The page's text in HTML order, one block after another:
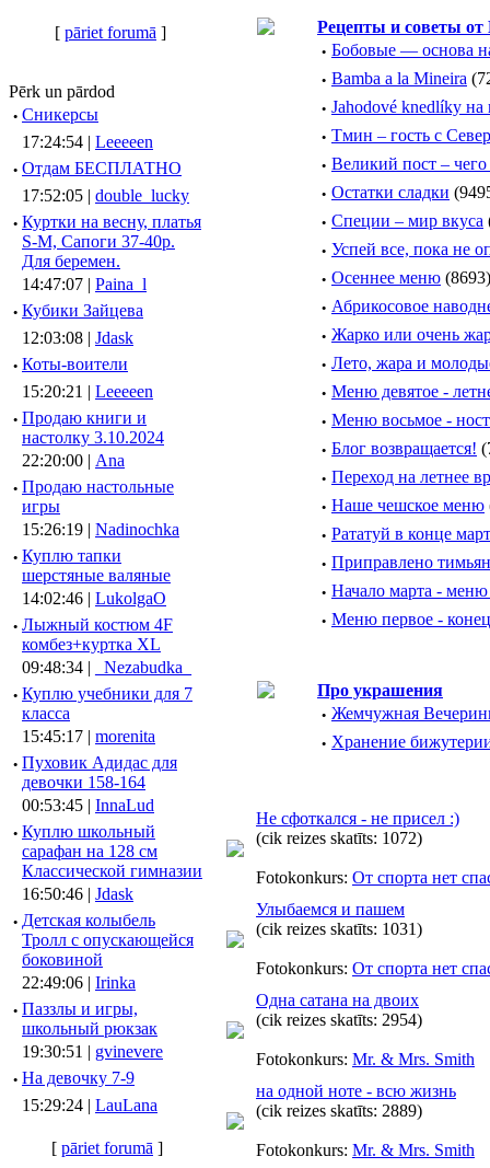
[ pāriet forumā ]
Pērk un pārdod
· Сникерсы
17:24:54 | Leeeeen
· Отдам БЕСПЛАТНО
17:52:05 | double_lucky
· Куртки на весну, платья
S-M, Сапоги 37-40р.
Для беремен.
14:47:07 | Paina_l
· Кубики Зайцева
12:03:08 | Jdask
· Коты-воители
15:20:21 | Leeeeen
· Продаю книги и
настолку 3.10.2024
22:20:00 | Ana
· Продаю настольные
игры
15:26:19 | Nadinochka
· Куплю тапки
шерстяные валяные
14:02:46 | LukolgaO
· Лыжный костюм 4F
комбез+куртка XL
09:48:34 |
_Nezabudka_
· Куплю учебники для 7
класса
15:45:17 | morenita
· Пуховик Адидас для
девочки 158-164
00:53:45 | InnaLud
· Куплю школьный
сарафан на 128 см
Классической гимназии
16:50:46 | Jdask
· Детская колыбель
Тролл с опускающейся
боковиной
22:49:06 | Irinka
· Паззлы и игры,
школьный рюкзак
19:30:51 | gvinevere
· Hа девочку 7-9
15:29:24 | LauLana
[ pāriet forumā ]
Рецепты и советы
· Бобовые — основа
· Bamba a la Mineira
· Jahodové knedlíky на
· Тмин – гость с
· Великий пост – чего
· Остатки сладки
· Специи – мир вкуса
· Успей все, пока не
· Осеннее меню (8693)
· Абрикосовое
· Жарко или очень
· Лето, жара и
· Меню девятое -
· Меню восьмое -
· Блог возвращается!
· Переход на летнее
· Наше чешское меню
· Рататуй в конце
· Приправлено
· Начало марта -
· Меню первое -
Про украшения
· Жемчужная
· Хранение
Не сфоткался - не присел :)
(cik reizes skatīts: 1072)
Fotokonkurs: От спорта нет
Улыбаемся и пашем
(cik reizes skatīts: 1031)
Fotokonkurs: От спорта нет
Одна сатана на двоих
(cik reizes skatīts: 2954)
Fotokonkurs: Mr. & Mrs. Smith
на одной ноте - всю жизнь
(cik reizes skatīts: 2889)
Fotokonkurs: Mr. & Mrs. Smith